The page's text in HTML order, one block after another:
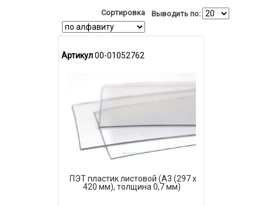
Сортировка Выводить по:
Артикул00-01052762
ПЭТ пластик листовой (А3 (297 х
420 мм), толщина 0,7 мм)